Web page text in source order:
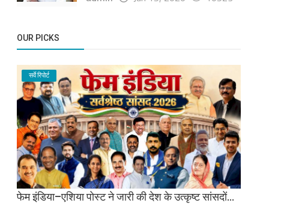
OUR PICKS
सर्वे रिपोर्ट
फेम इंडिया–एशिया पोस्ट ने जारी की देश के उत्कृष्ट सांसदों...